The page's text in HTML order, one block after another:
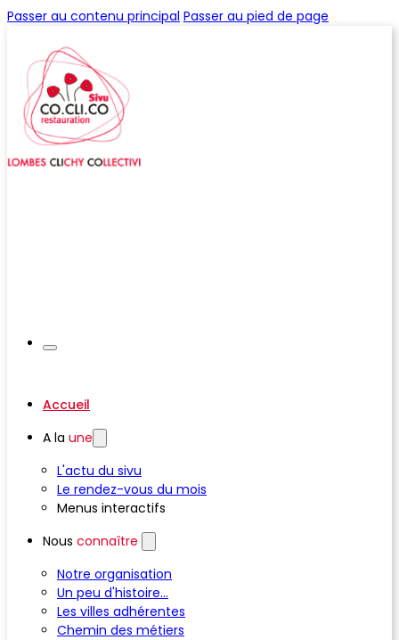
Passer au contenu principal Passer au pied de page
Accueil
A la une
L'actu du sivu
Le rendez-vous du mois
Menus interactifs
Nous connaître
Notre organisation
Un peu d'histoire...
Les villes adhérentes
Chemin des métiers